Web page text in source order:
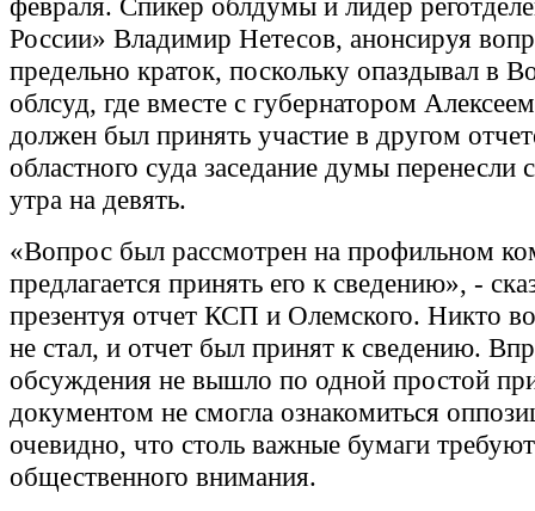
февраля. Спикер облдумы и лидер
России» Владимир Нетесов, анонсируя
предельно краток, поскольку опаздывал в
облсуд, где вместе с губернатором
должен был принять участие в другом
областного суда заседание думы перенесли
утра на девять.
«Вопрос был рассмотрен на профильном
предлагается принять его к сведению», -
презентуя отчет КСП и Олемского. Никто
не стал, и отчет был принят к сведению.
обсуждения не вышло по одной простой
документом не смогла ознакомиться
очевидно, что столь важные бумаги
общественного внимания.